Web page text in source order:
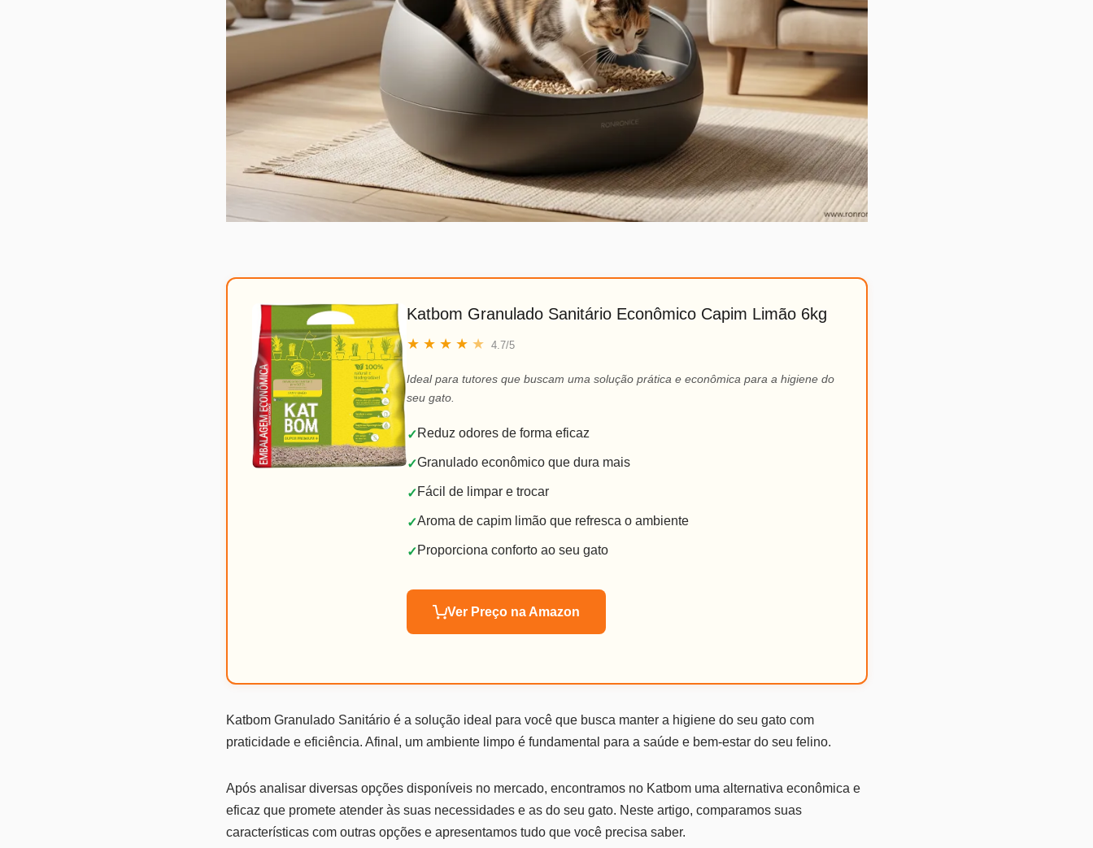
Katbom Granulado Sanitário Econômico Capim Limão 6kg
★ ★ ★ ★ ★ 4.7/5
Ideal para tutores que buscam uma solução prática e econômica para a higiene do
seu gato.
✓Reduz odores de forma eficaz
✓Granulado econômico que dura mais
✓Fácil de limpar e trocar
✓Aroma de capim limão que refresca o ambiente
✓Proporciona conforto ao seu gato
Ver Preço na Amazon
Katbom Granulado Sanitário é a solução ideal para você que busca manter a higiene do seu gato com
praticidade e eficiência. Afinal, um ambiente limpo é fundamental para a saúde e bem-estar do seu felino.
Após analisar diversas opções disponíveis no mercado, encontramos no Katbom uma alternativa econômica e
eficaz que promete atender às suas necessidades e as do seu gato. Neste artigo, comparamos suas
características com outras opções e apresentamos tudo que você precisa saber.